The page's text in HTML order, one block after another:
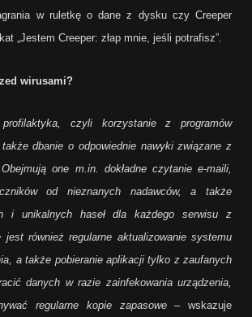
w ruletkę o dane z dysku czy Creeper
„Jestem Creeper: złap mnie, jeśli potrafisz”.
wirusami?
czyli korzystanie z programów
dbanie o odpowiednie nawyki związane z
one m.in. dokładne czytanie e-maili,
od nieznanych nadawców, a także
i unikalnych haseł dla każdego serwisu z
jest również regularne aktualizowanie systemu
a także pobieranie aplikacji tylko z zaufanych
danych w razie zainfekowania urządzenia,
regularne kopie zapasowe – wskazuje